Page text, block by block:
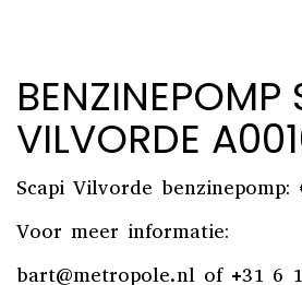
BENZINEPOMP
VILVORDE
Scapi Vilvorde benzinepomp:
Voor meer informatie:
bart@metropole.nl of +31 6